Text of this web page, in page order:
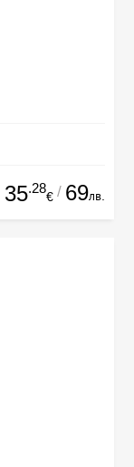
35.28
€ / 69лв.